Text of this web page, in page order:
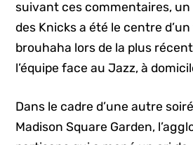
suivant ces commentaires, un
des Knicks a été le centre
brouhaha lors de la plus
l’équipe face au Jazz, à
Dans le cadre d’une autre
Madison Square Garden,